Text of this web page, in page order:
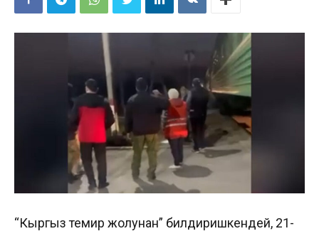
“Кыргыз темир жолунан” билдиришкендей, 21-